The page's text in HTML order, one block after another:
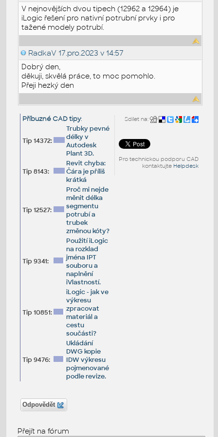
V nejnovějších dvou tipech (12962 a 12964) je
iLogic řešení pro nativní potrubní prvky i pro
tažené modely potrubí.
RadkaV 17.pro.2023 v 14:57
Dobrý den,
děkuji, skvělá práce, to moc pomohlo.
Přeji hezký den
Sdílet na:
Pro technickou podporu CAD
kontaktujte Helpdesk
Příbuzné CAD tipy:
Tip 14372:
Trubky pevné
délky v
Autodesk
Plant 3D.
Tip 8143:
Revit chyba:
Čára je příliš
krátká
Tip 12527:
Proč mi nejde
měnit délka
segmentu
potrubí a
trubek
změnou kóty?
Tip 9341:
Použití iLogic
na rozklad
jména IPT
souboru a
naplnění
iVlastností.
Tip 10851:
iLogic - jak ve
výkresu
zpracovat
materiál a
cestu
součásti?
Tip 9476:
Ukládání
DWG kopie
IDW výkresu
pojmenované
podle revize.
Odpovědět
Přejít na fórum